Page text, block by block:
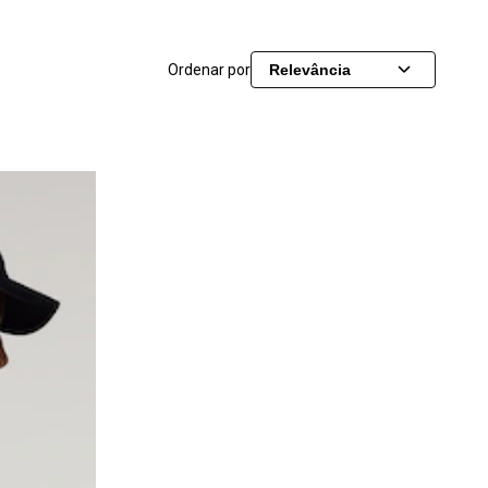
Ordenar por Relevância